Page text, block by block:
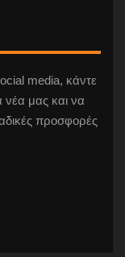
media, κάντε
νέα μας και να
προσφορές